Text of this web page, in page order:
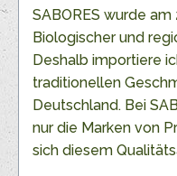
teilen teilen
SABORES wurde
Biologischer und
Deshalb importiere
traditionellen
Deutschland. Bei
nur die Marken von
sich diesem